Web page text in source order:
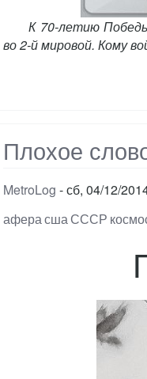
К 70-летию
во 2-й мировой. Кому
Плохое
MetroLog
сб, 04/12/
Тэги
аферасшаСССР